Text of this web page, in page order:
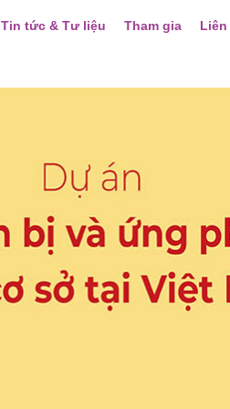
Tin tức & Tư liệu Tham gia Liên